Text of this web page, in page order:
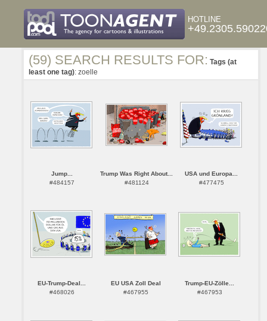
HOTLINE
(59) SEARCH RESULTS FOR: Tags (at
least one tag): zoelle
Jump...
#484157
Trump Was Right About...
#481124
USA und Europa...
#477475
EU-Trump-Deal...
#468026
EU USA Zoll Deal
#467955
Trump-EU-Zölle...
#467953